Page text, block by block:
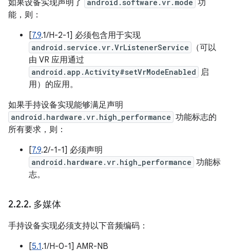
如果设备实现声明了 android.software.vr.mode 功
能，则：
[7.9.1/H-2-1] 必须包含用于实现
android.service.vr.VrListenerService
（可以
由 VR 应用通过
android.app.Activity#setVrModeEnabled
启
用）的应用。
如果手持设备实现能够满足声明
android.hardware.vr.high_performance 功能标志的
所有要求，则：
[7.9.2/-1-1] 必须声明
android.hardware.vr.high_performance 功能标
志。
2.2.2. 多媒体
手持设备实现必须支持以下音频编码：
[5.1.1/H-0-1] AMR-NB